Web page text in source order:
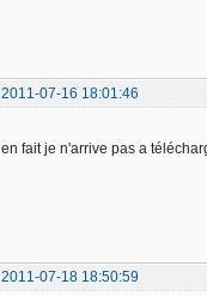
2011-07-16 18:01:46
en fait je n'arrive pas a
2011-07-18 18:50:59